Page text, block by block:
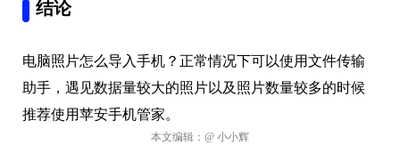
结论
电脑照片怎么导入手机？正常情况下可以使用文件传输
助手，遇见数据量较大的照片以及照片数量较多的时候
推荐使用苹安手机管家。
本文编辑： @ 小小辉